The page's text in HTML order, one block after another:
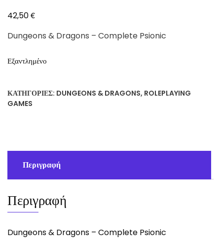
42,50€
Dungeons & Dragons – Complete Psionic
Εξαντλημένο
ΚΑΤΗΓΟΡΊΕΣ: DUNGEONS & DRAGONS, ROLEPLAYING
GAMES
Περιγραφή
Περιγραφή
Dungeons & Dragons – Complete Psionic